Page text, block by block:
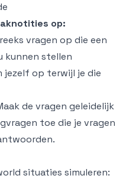
op:
vragen op die een
kunnen stellen
jezelf op terwijl je die
de vragen geleidelijk
toe die je vragen
situaties simuleren: